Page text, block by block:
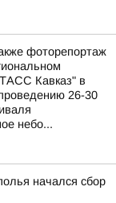
фоторепортаж
Кавказ" в
26-30
небо...
начался сбор